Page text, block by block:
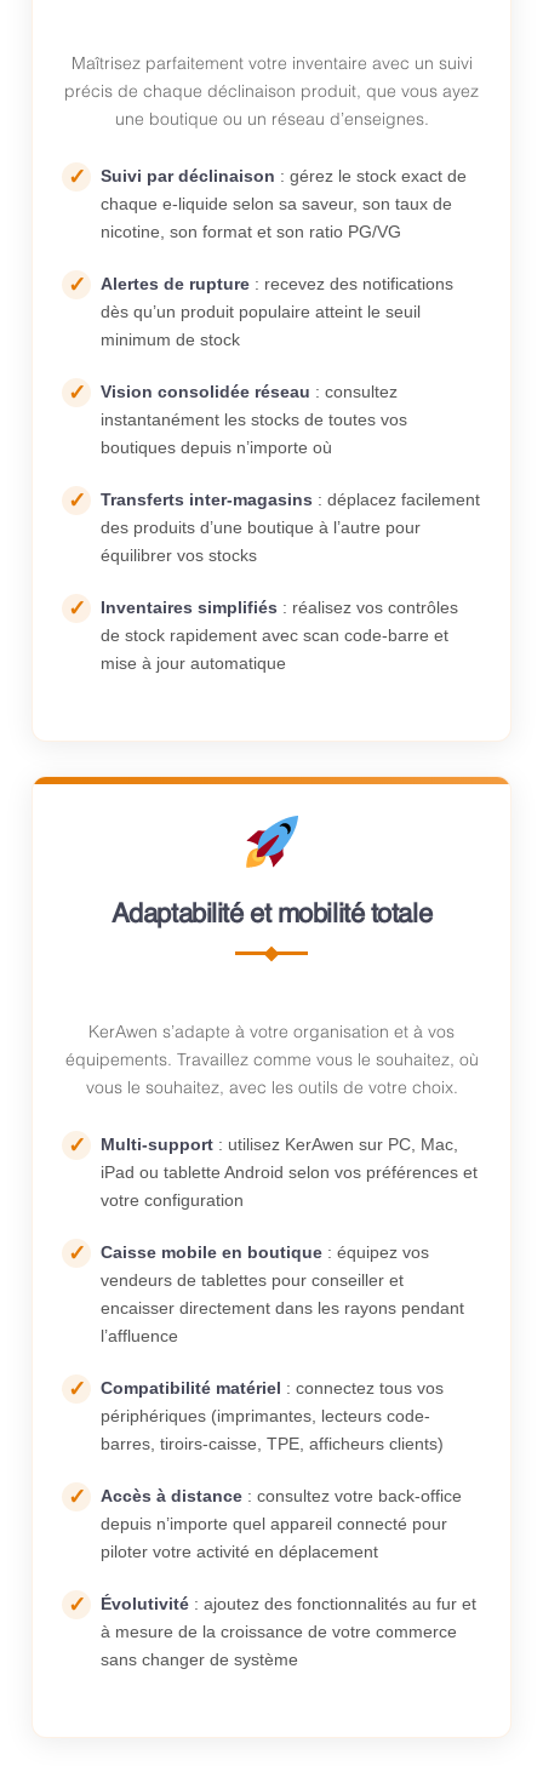
Maîtrisez parfaitement votre inventaire avec un suivi
précis de chaque déclinaison produit, que vous ayez
une boutique ou un réseau d’enseignes.
Suivi par déclinaison : gérez le stock exact de
chaque e-liquide selon sa saveur, son taux de
nicotine, son format et son ratio PG/VG
Alertes de rupture : recevez des notifications
dès qu’un produit populaire atteint le seuil
minimum de stock
Vision consolidée réseau : consultez
instantanément les stocks de toutes vos
boutiques depuis n’importe où
Transferts inter-magasins : déplacez facilement
des produits d’une boutique à l’autre pour
équilibrer vos stocks
Inventaires simplifiés : réalisez vos contrôles
de stock rapidement avec scan code-barre et
mise à jour automatique
Adaptabilité et mobilité totale
KerAwen s’adapte à votre organisation et à vos
équipements. Travaillez comme vous le souhaitez, où
vous le souhaitez, avec les outils de votre choix.
Multi-support : utilisez KerAwen sur PC, Mac,
iPad ou tablette Android selon vos préférences et
votre configuration
Caisse mobile en boutique : équipez vos
vendeurs de tablettes pour conseiller et
encaisser directement dans les rayons pendant
l’affluence
Compatibilité matériel : connectez tous vos
périphériques (imprimantes, lecteurs code-
barres, tiroirs-caisse, TPE, afficheurs clients)
Accès à distance : consultez votre back-office
depuis n’importe quel appareil connecté pour
piloter votre activité en déplacement
Évolutivité : ajoutez des fonctionnalités au fur et
à mesure de la croissance de votre commerce
sans changer de système